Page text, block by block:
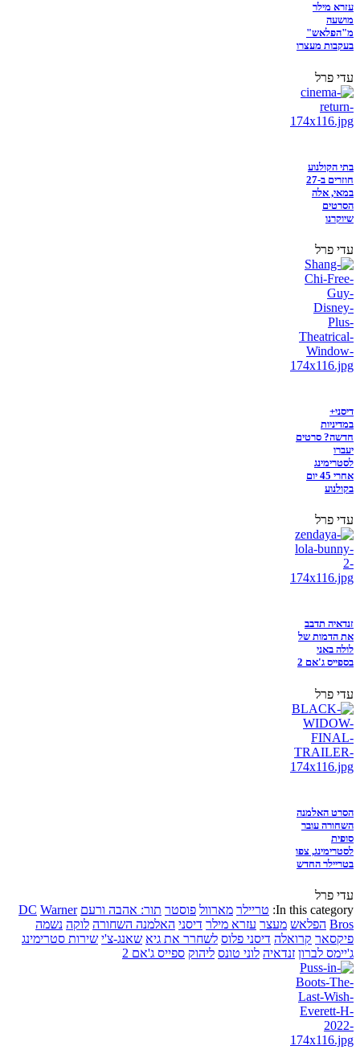
עזרא מילר
מושעה
מ"הפלאש"
בעקבות מעצרו
עדי פרל
בתי הקולנוע
חוזרים ב-27
במאי, אלה
הסרטים
שיוקרנו
עדי פרל
דיסני+
במדיניות
חדשה? סרטים
יעברו
לסטרימינג
אחרי 45 יום
בקולנוע
עדי פרל
זנדאיה תדבב
את הדמות של
לולה באני
בספייס ג'אם 2
עדי פרל
הסרט האלמנה
השחורה עובר
סופית
לסטרימינג, צפו
בטריילר החדש
עדי פרל
In this category: טריילר מארוול פוסטר תור: אהבה ורעם DC Warner
Bros הפלאש מעצר עזרא מילר דיסני האלמנה השחורה לוקה נשמה
פיקסאר קרואלה דיסני פלוס לשחרר את גיא שאנג-צ'י שירות סטרימינג
ג'יימס לברון זנדאיה לוני טונס ליהוק ספייס ג'אם 2